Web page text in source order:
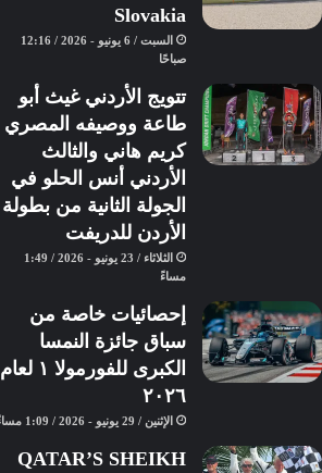
Slovakia
السبت / 6 يونيو - 2026 / 12:16
صباحًا
تتويج الأردني غيث أبو
طاعة ووصيفه المصري
كريم هاني والثالث
الأردني أنس الحلو في
الجولة الثانية من بطولة
الأردن للدريفت
الثلاثاء / 23 يونيو - 2026 / 1:49
مساءً
إحصائيات خاصة من
سباق جائزة النمسا
الكبرى للفورمولا ١ لعام
٢٠٢٦
الإثنين / 29 يونيو - 2026 / 1:09 مساءً
QATAR’S SHEIKH